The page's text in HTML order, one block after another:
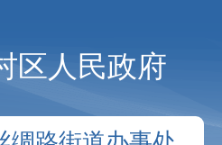
区人民政府